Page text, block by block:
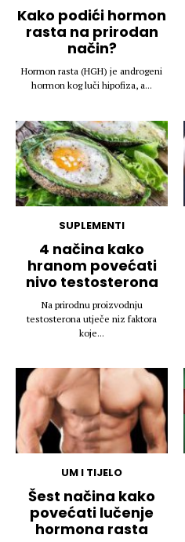
Kako podići hormon
rasta na prirodan
način?
Hormon rasta (HGH) je androgeni
hormon kog luči hipofiza, a...
SUPLEMENTI
4 načina kako
hranom povećati
nivo testosterona
Na prirodnu proizvodnju
testosterona utječe niz faktora
koje...
UM I TIJELO
Šest načina kako
povećati lučenje
hormona rasta